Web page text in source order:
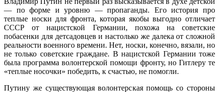
— по форме и уровню — пропаганды. Его история про
теплые носки для фронта, которая якобы выгодно отличает
СССР от нацистской Германии, похожа на советские
побасенки для детсадовцев и настолько же далека от сложной
реальности военного времени. Нет, носки, конечно, вязали, но
не только советские граждане. В нацистской Германии тоже
была программа волонтерской помощи фронту, но Гитлеру те
«теплые носочки» победить, к счастью, не помогли.
Путину же существующая волонтерская помощь со стороны